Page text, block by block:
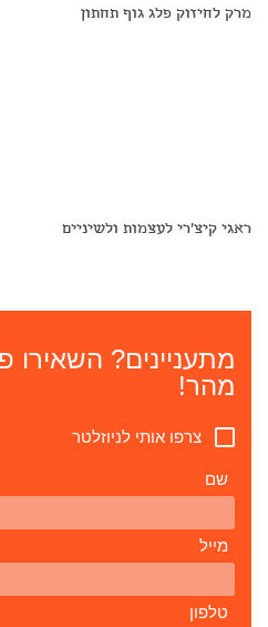
מרק לחיזוק פלג גוף תחתון
ראגי קיצ'רי לעצמות ולשיניים
מתעניינים? השאירו
מהר!
צרפו אותי לניוזלטר
שם
מייל
טלפון